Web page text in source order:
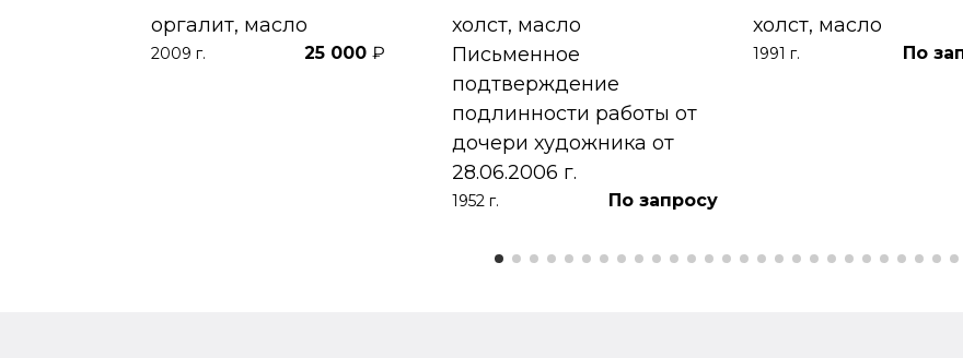
оргалит, масло
2009 г. 25 000 ₽
холст, масло
Письменное
подтверждение
подлинности работы от
дочери художника от
28.06.2006 г.
1952 г. По запросу
холст, масло
1991 г. По